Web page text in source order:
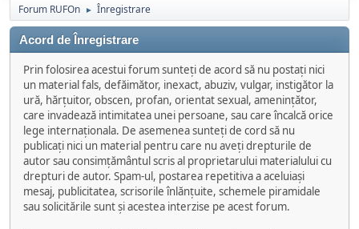
Forum RUFOn ► Înregistrare
Acord de Înregistrare
Prin folosirea acestui forum sunteți de acord să nu postați nici
un material fals, defăimător, inexact, abuziv, vulgar, instigător la
ură, hărțuitor, obscen, profan, orientat sexual, amenințător,
care invadează intimitatea unei persoane, sau care încalcă orice
lege internaționala. De asemenea sunteți de cord să nu
publicați nici un material pentru care nu aveți drepturile de
autor sau consimțământul scris al proprietarului materialului cu
drepturi de autor. Spam-ul, postarea repetitiva a aceluiași
mesaj, publicitatea, scrisorile înlănțuite, schemele piramidale
sau solicitările sunt și acestea interzise pe acest forum.